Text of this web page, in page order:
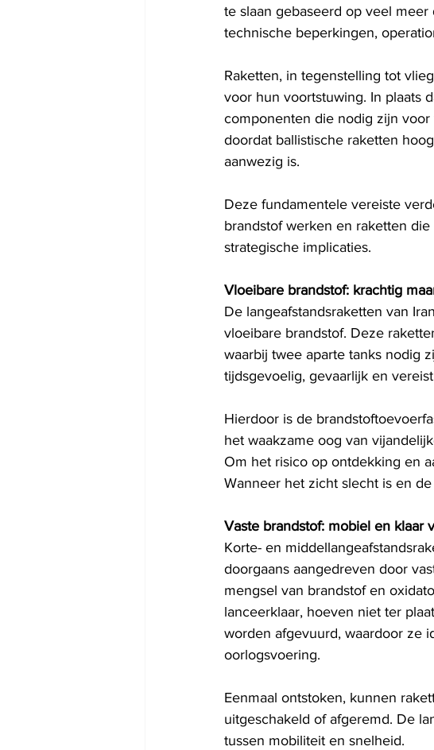
te slaan gebaseerd op veel
technische beperkingen,
Raketten, in tegenstelling tot
voor hun voortstuwing. In plaats
componenten die nodig zijn
doordat ballistische raketten
aanwezig is.
Deze fundamentele vereiste
brandstof werken en raketten
strategische implicaties.
Vloeibare brandstof: krachtig
De langeafstandsraketten van
vloeibare brandstof. Deze
waarbij twee aparte tanks nodig
tijdsgevoelig, gevaarlijk en
Hierdoor is de
het waakzame oog van
Om het risico op ontdekking en
Wanneer het zicht slecht is en
Vaste brandstof: mobiel en klaar
Korte- en
doorgaans aangedreven door
mengsel van brandstof en
lanceerklaar, hoeven niet ter
worden afgevuurd, waardoor ze
oorlogsvoering.
Eenmaal ontstoken, kunnen
uitgeschakeld of afgeremd. De
tussen mobiliteit en snelheid.